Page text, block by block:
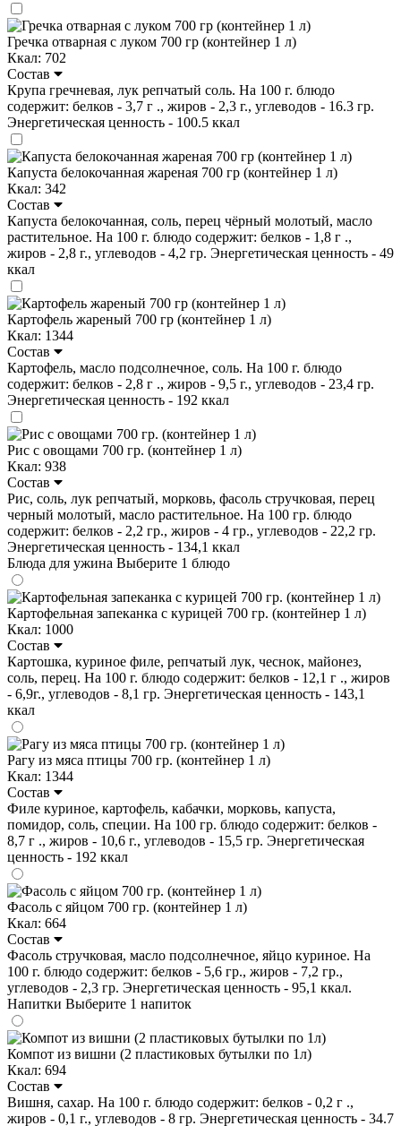
Гречка отварная с луком 700 гр (контейнер 1 л)
Ккал: 702
Состав
Крупа гречневая, лук репчатый соль. На 100 г. блюдо
содержит: белков - 3,7 г ., жиров - 2,3 г., углеводов - 16.3 гр.
Энергетическая ценность - 100.5 ккал
Капуста белокочанная жареная 700 гр (контейнер 1 л)
Ккал: 342
Состав
Капуста белокочанная, соль, перец чёрный молотый, масло
растительное. На 100 г. блюдо содержит: белков - 1,8 г .,
жиров - 2,8 г., углеводов - 4,2 гр. Энергетическая ценность - 49
ккал
Картофель жареный 700 гр (контейнер 1 л)
Ккал: 1344
Состав
Картофель, масло подсолнечное, соль. На 100 г. блюдо
содержит: белков - 2,8 г ., жиров - 9,5 г., углеводов - 23,4 гр.
Энергетическая ценность - 192 ккал
Рис с овощами 700 гр. (контейнер 1 л)
Ккал: 938
Состав
Рис, соль, лук репчатый, морковь, фасоль стручковая, перец
черный молотый, масло растительное. На 100 гр. блюдо
содержит: белков - 2,2 гр., жиров - 4 гр., углеводов - 22,2 гр.
Энергетическая ценность - 134,1 ккал
Блюда для ужина Выберите 1 блюдо
Картофельная запеканка с курицей 700 гр. (контейнер 1 л)
Ккал: 1000
Состав
Картошка, куриное филе, репчатый лук, чеснок, майонез,
соль, перец. На 100 г. блюдо содержит: белков - 12,1 г ., жиров
- 6,9г., углеводов - 8,1 гр. Энергетическая ценность - 143,1
ккал
Рагу из мяса птицы 700 гр. (контейнер 1 л)
Ккал: 1344
Состав
Филе куриное, картофель, кабачки, морковь, капуста,
помидор, соль, специи. На 100 гр. блюдо содержит: белков -
8,7 г ., жиров - 10,6 г., углеводов - 15,5 гр. Энергетическая
ценность - 192 ккал
Фасоль с яйцом 700 гр. (контейнер 1 л)
Ккал: 664
Состав
Фасоль стручковая, масло подсолнечное, яйцо куриное. На
100 г. блюдо содержит: белков - 5,6 гр., жиров - 7,2 гр.,
углеводов - 2,3 гр. Энергетическая ценность - 95,1 ккал.
Напитки Выберите 1 напиток
Компот из вишни (2 пластиковых бутылки по 1л)
Ккал: 694
Состав
Вишня, сахар. На 100 г. блюдо содержит: белков - 0,2 г .,
жиров - 0,1 г., углеводов - 8 гр. Энергетическая ценность - 34.7